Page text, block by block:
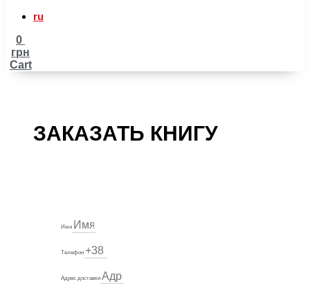
ru
0
грн
Cart
ЗАКАЗАТЬ КНИГУ
Имя
Телефон
Адрес доставки